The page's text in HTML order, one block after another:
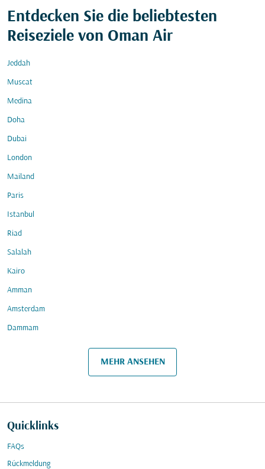
Entdecken Sie die beliebtesten
Reiseziele von Oman Air
Jeddah
Muscat
Medina
Doha
Dubai
London
Mailand
Paris
Istanbul
Riad
Salalah
Kairo
Amman
Amsterdam
Dammam
MEHR ANSEHEN
Quicklinks
FAQs
Rückmeldung